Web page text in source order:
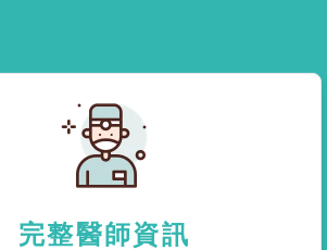
完整醫師資訊